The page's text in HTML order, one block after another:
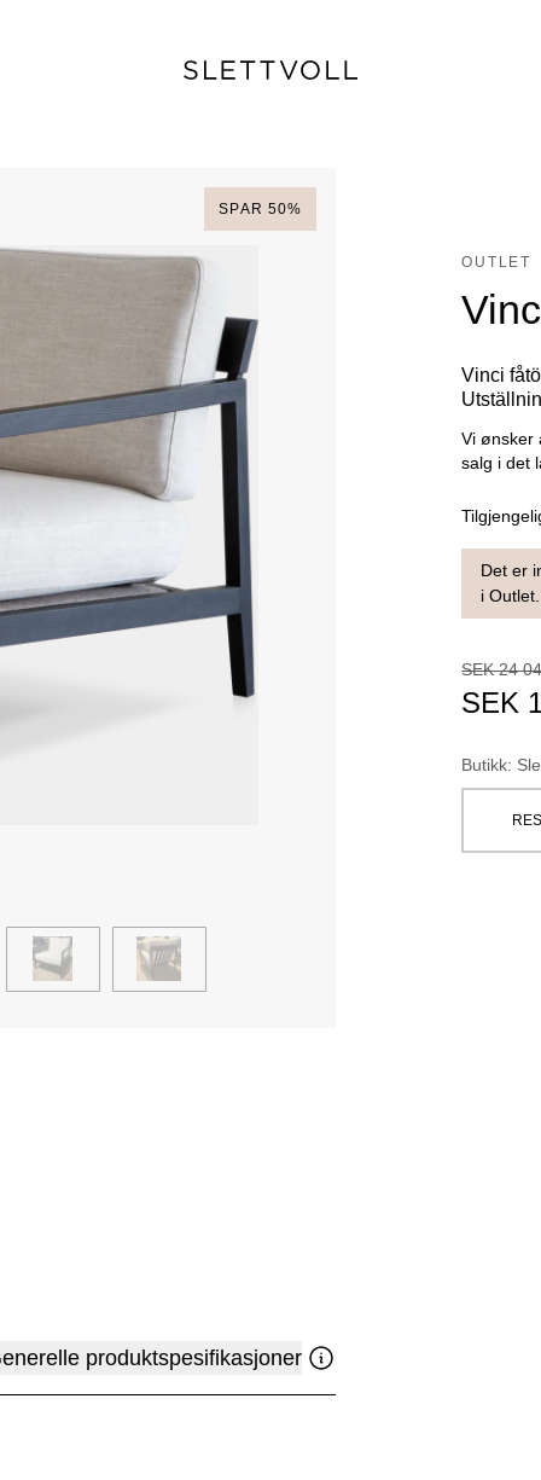
SPAR 50%
OUTLET
Vinci
Vi ønsker
salg i det
Det er
i Outlet.
SEK 24
SEK
Butikk:
produktspesifikasjoner